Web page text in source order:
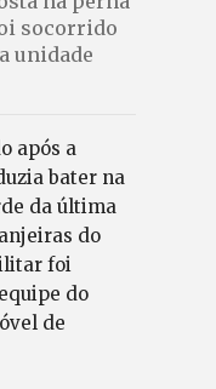
socorrido
unidade
após a
bater na
da última
do
foi
do
de